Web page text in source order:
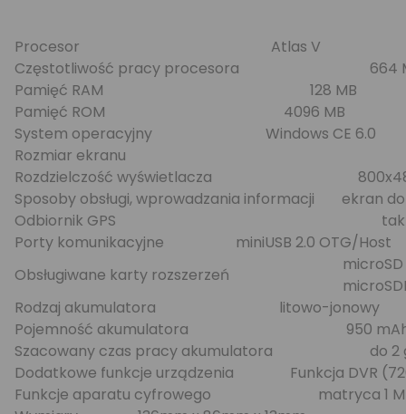
Procesor
Atlas V
Częstotliwość pracy procesora
664
Pamięć RAM
128 MB
Pamięć ROM
4096 MB
System operacyjny
Windows CE 6.0
Rozmiar ekranu
Rozdzielczość wyświetlacza
Sposoby obsługi, wprowadzania informacji
ekran
Odbiornik GPS
tak
Porty komunikacyjne
miniUSB 2.0 OTG/Host
Obsługiwane karty rozszerzeń
microSD
Rodzaj akumulatora
litowo-jonowy
Pojemność akumulatora
950
Szacowany czas pracy akumulatora
do 2
Dodatkowe funkcje urządzenia
Funkcja DVR
Funkcje aparatu cyfrowego
matryca 1